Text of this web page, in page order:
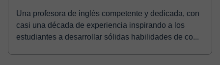
Una profesora de inglés competente y dedicada, con
casi una década de experiencia inspirando a los
estudiantes a desarrollar sólidas habilidades de co...